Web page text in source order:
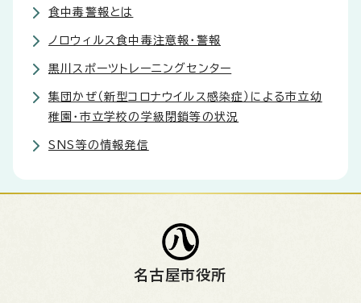
食中毒警報とは
ノロウィルス食中毒注意報・警報
黒川スポーツトレーニングセンター
集団かぜ（新型コロナウイルス感染症）による市立幼
稚園・市立学校の学級閉鎖等の状況
SNS等の情報発信
名古屋市役所